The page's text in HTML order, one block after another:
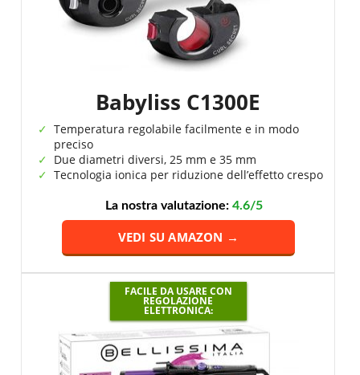
Babyliss C1300E
Temperatura regolabile facilmente e in modo
preciso
Due diametri diversi, 25 mm e 35 mm
Tecnologia ionica per riduzione dell’effetto crespo
La nostra valutazione: 4.6/5
VEDI SU AMAZON →
FACILE DA USARE CON
REGOLAZIONE
ELETTRONICA: